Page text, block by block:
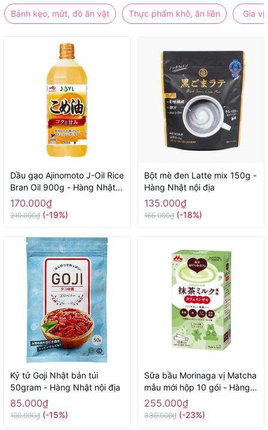
Bánh kẹo, mứt, đồ ăn vặt Thực phẩm khô, ăn liền Gia vị
Dầu gạo Ajinomoto J-Oil Rice
Bran Oil 900g - Hàng Nhật
nội địa
170.000₫
210.000₫ (-19%)
Bột mè đen Latte mix 150g -
Hàng Nhật nội địa
135.000₫
165.000₫ (-18%)
Kỷ tử Goji Nhật bản túi
50gram - Hàng Nhật nội địa
85.000₫
100.000₫ (-15%)
Sữa bầu Morinaga vị Matcha
mẫu mới hộp 10 gói - Hàng
Nhật nội
255.000₫
330.000₫ (-23%)